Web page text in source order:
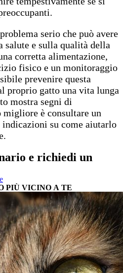
serio che può avere
salute e sulla qualità della
corretta alimentazione,
fisico e un monitoraggio
prevenire questa
proprio gatto una vita lunga
mostra segni di
è consultare un
su come aiutarlo
e richiedi un
TROVA IL VETERINARIO PIÙ VICINO A TE